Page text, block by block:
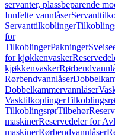
servanter, plassbeparende
Innfelte vannlåser
Servanttilkoblinger
for
TilkoblingerPakninger
for kjøkkenvasker
kjøkkenvasker
Rørbendvannlåser
Dobbelkammervannlåser
Vasktilkoplinger
TilkoblingsrørTilbehør
maskinerReservedeler for
maskinerRørbendvannlåser